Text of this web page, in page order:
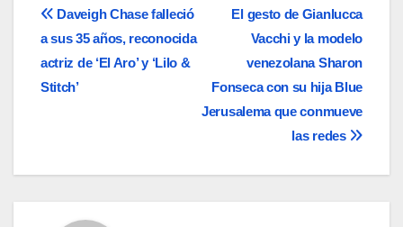
Navegación
de
entradas
El gesto de Gianlucca
Vacchi y la modelo
venezolana Sharon
Fonseca con su hija Blue
Jerusalema que conmueve
las redes
Daveigh Chase falleció
a sus 35 años, reconocida
actriz de ‘El Aro’ y ‘Lilo &
Stitch’